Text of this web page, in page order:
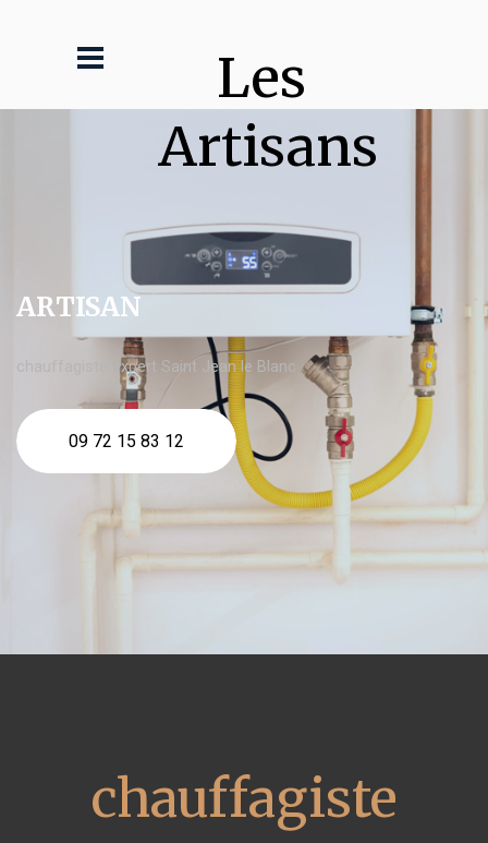
Les
Artisans
ARTISAN
chauffagiste expert Saint Jean le Blanc
09 72 15 83 12
chauffagiste